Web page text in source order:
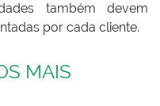
também devem
por cada cliente.
MAIS